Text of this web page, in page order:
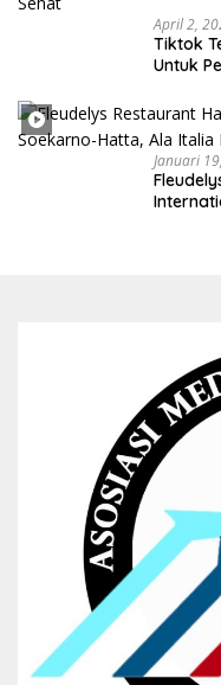
April 2,
Tiktok
Untuk
Januari